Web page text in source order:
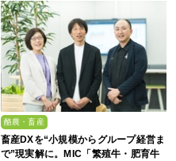
酪農・畜産
畜産DXを“小規模からグループ経営ま
で”現実解に。MIC「繁殖牛・肥育牛